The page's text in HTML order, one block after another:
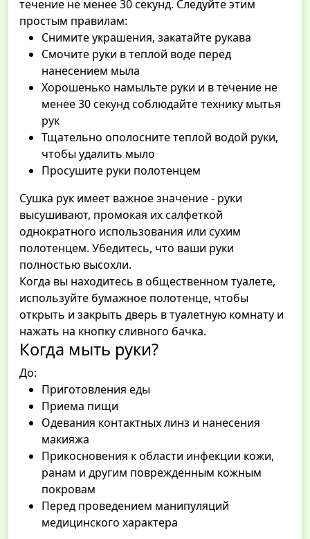
течение не менее 30 секунд. Следуйте этим
простым правилам:
Снимите украшения, закатайте рукава
Смочите руки в теплой воде перед
нанесением мыла
Хорошенько намыльте руки и в течение не
менее 30 секунд соблюдайте технику мытья
рук
Тщательно ополосните теплой водой руки,
чтобы удалить мыло
Просушите руки полотенцем
Сушка рук имеет важное значение - руки
высушивают, промокая их салфеткой
однократного использования или сухим
полотенцем. Убедитесь, что ваши руки
полностью высохли.
Когда вы находитесь в общественном туалете,
используйте бумажное полотенце, чтобы
открыть и закрыть дверь в туалетную комнату и
нажать на кнопку сливного бачка.
Когда мыть руки?
До:
Приготовления еды
Приема пищи
Одевания контактных линз и нанесения
макияжа
Прикосновения к области инфекции кожи,
ранам и другим поврежденным кожным
покровам
Перед проведением манипуляций
медицинского характера